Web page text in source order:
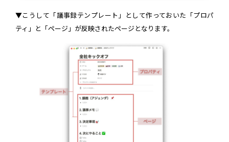
▼こうして「議事録テンプレート」として作っておいた「プロパ
ティ」と「ページ」が反映されたページとなります。